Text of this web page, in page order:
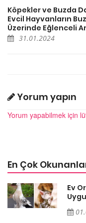
Köpekler ve Buzda
Evcil Hayvanların Buz
Üzerinde Eğlenceli
31.01.2024
Yorum yapın
Yorum yapabilmek için
En Çok
Ev